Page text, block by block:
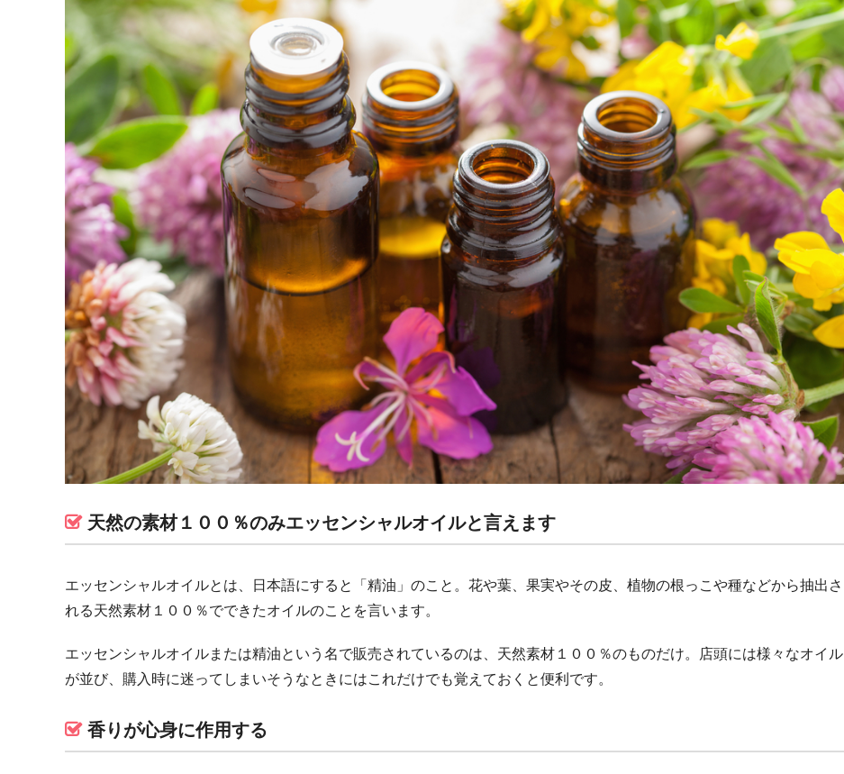
天然の素材１００％のみエッセンシャルオイルと言えます
エッセンシャルオイルとは、日本語にすると「精油」のこと。花や葉、果実やその皮、植物の根っこや種などから抽出さ
れる天然素材１００％でできたオイルのことを言います。
エッセンシャルオイルまたは精油という名で販売されているのは、天然素材１００％のものだけ。店頭には様々なオイル
が並び、購入時に迷ってしまいそうなときにはこれだけでも覚えておくと便利です。
香りが心身に作用する